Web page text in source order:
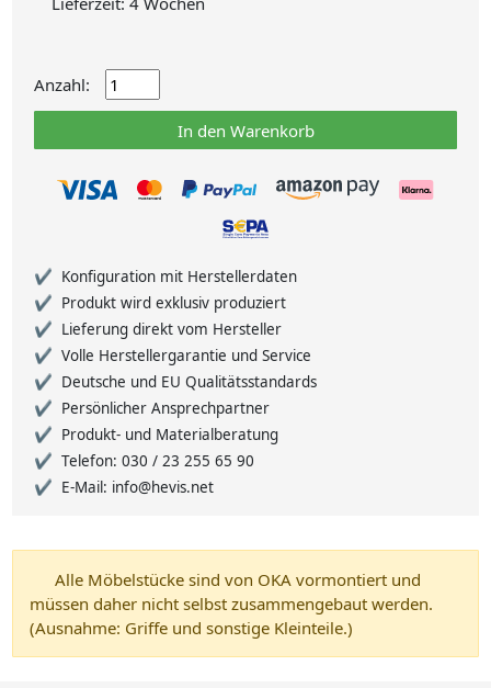
Anzahl:
In den Warenkorb
Konfiguration mit Herstellerdaten
Produkt wird exklusiv produziert
Lieferung direkt vom Hersteller
Volle Herstellergarantie und Service
Deutsche und EU Qualitätsstandards
Persönlicher Ansprechpartner
Produkt- und Materialberatung
Telefon: 030 / 23 255 65 90
E-Mail: info@hevis.net
Alle Möbelstücke sind von OKA vormontiert und
müssen daher nicht selbst zusammengebaut werden.
(Ausnahme: Griffe und sonstige Kleinteile.)